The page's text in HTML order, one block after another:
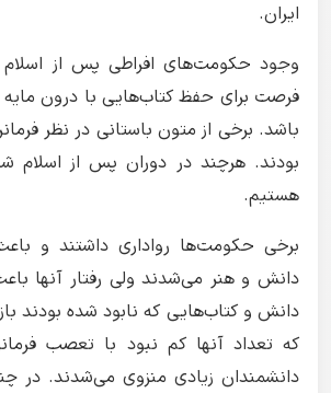
ایران.
وجود حکومت‌های افراطی پس از
فرصت برای حفظ کتاب‌هایی با درون مایه
باشد. برخی از متون باستانی در نظر
بودند. هرچند در دوران پس از اسلام
هستیم.
برخی حکومت‌ها رواداری داشتند و
دانش و هنر می‌شدند ولی رفتار آنها
دانش و کتاب‌هایی که نابود شده بودند
که تعداد آنها کم نبود با تعصب
دانشمندان زیادی منزوی می‌‌شدند. در